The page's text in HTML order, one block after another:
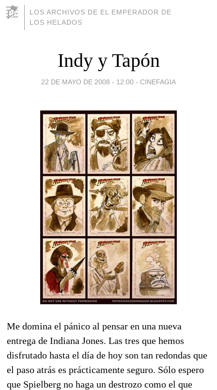
LOS ARCHIVOS DE EL EMPERADOR DE
LOS HELADOS
Indy y Tapón
22 DE MAYO DE 2008 - 12:00 - CINEFAGIA
Me domina el pánico al pensar en una nueva
entrega de Indiana Jones. Las tres que hemos
disfrutado hasta el día de hoy son tan redondas que
el paso atrás es prácticamente seguro. Sólo espero
que Spielberg no haga un destrozo como el que